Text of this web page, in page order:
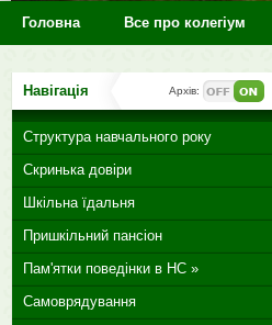
Головна Все про колегіум
Навігація Архів:
Структура навчального року
Скринька довіри
Шкільна їдальня
Пришкільний пансіон
Пам'ятки поведінки в НС »
Самоврядування